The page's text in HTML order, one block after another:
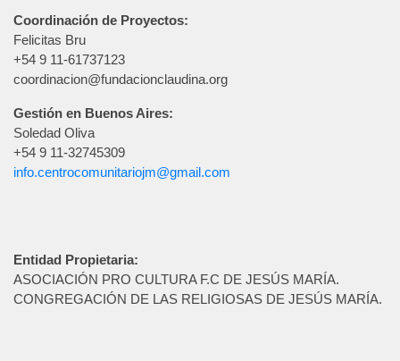
Coordinación de Proyectos:
Felicitas Bru
+54 9 11-61737123
coordinacion@fundacionclaudina.org
Gestión en Buenos Aires:
Soledad Oliva
+54 9 11-32745309
info.centrocomunitariojm@gmail.com
Entidad Propietaria:
ASOCIACIÓN PRO CULTURA F.C DE JESÚS MARÍA.
CONGREGACIÓN DE LAS RELIGIOSAS DE JESÚS MARÍA.